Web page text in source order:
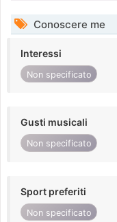
Conoscere me
Interessi
Non specificato
Gusti musicali
Non specificato
Sport preferiti
Non specificato